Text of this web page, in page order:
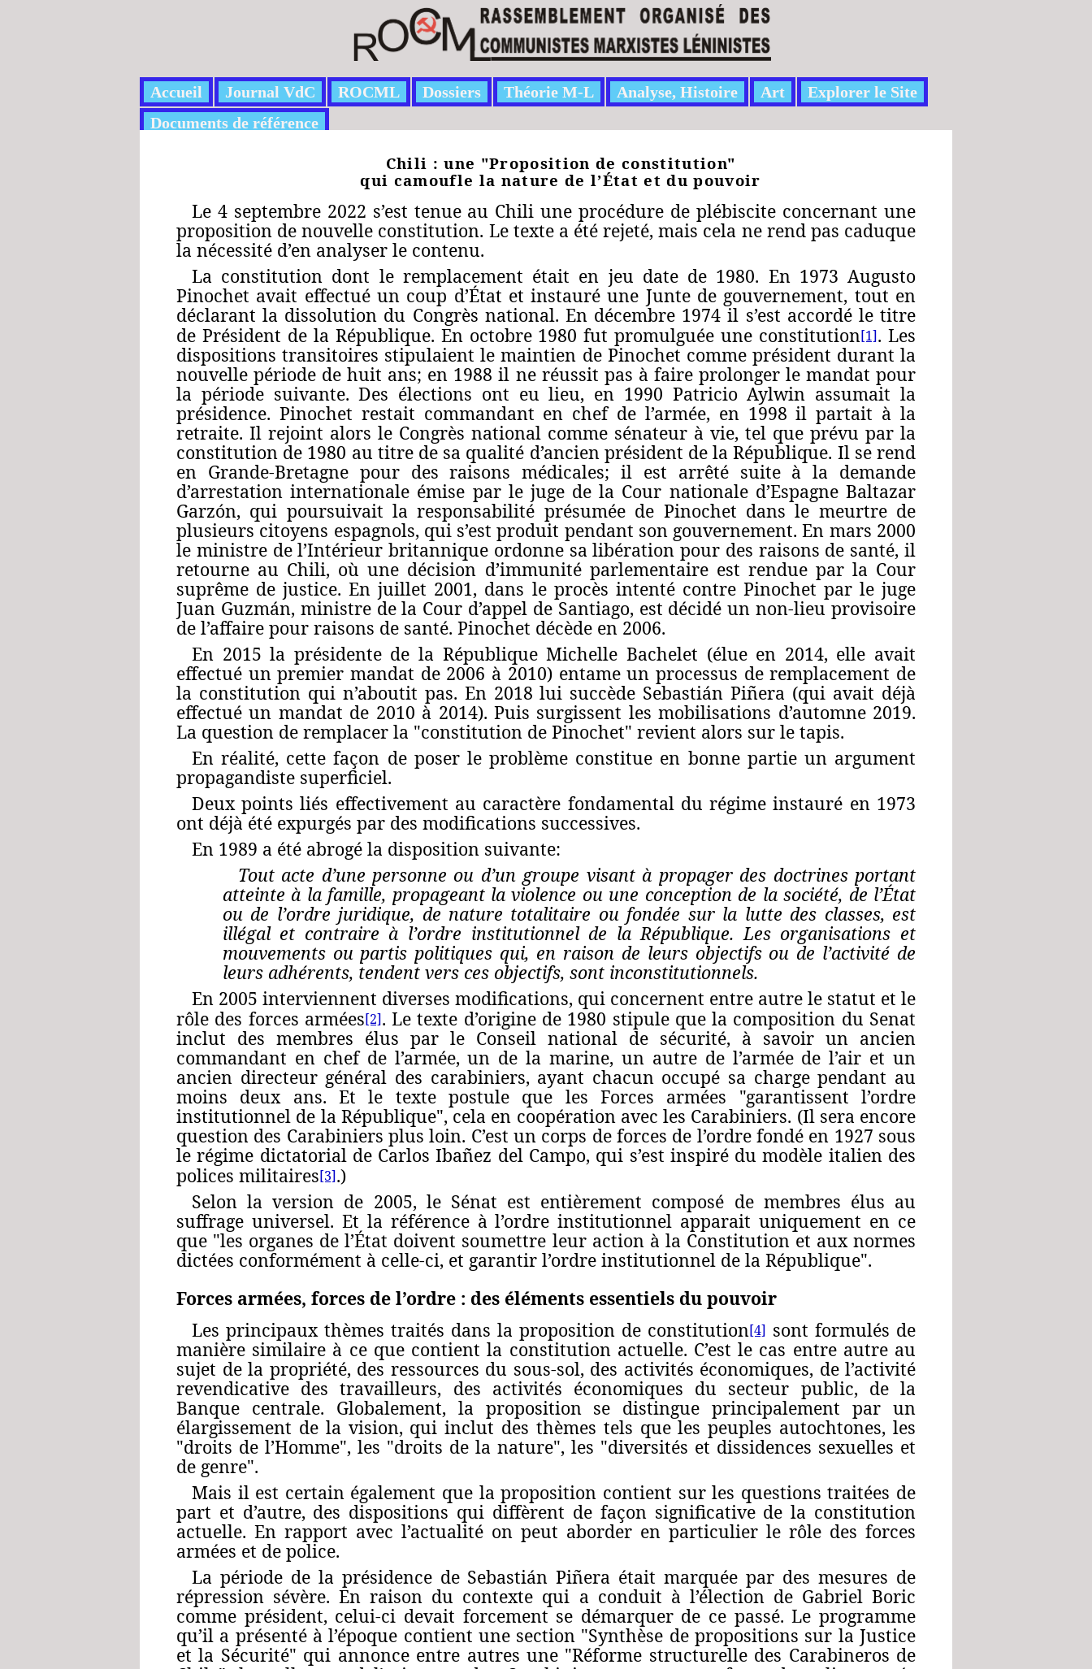
Accueil Journal VdC ROCML Dossiers Théorie M-L Analyse, Histoire Art
Explorer le Site
Documents de référence
Chili : une "Proposition de constitution"
qui camoufle la nature de l’État et du pouvoir
Le 4 septembre 2022 s’est tenue au Chili une procédure de plébiscite concernant une
proposition de nouvelle constitution. Le texte a été rejeté, mais cela ne rend pas caduque
la nécessité d’en analyser le contenu.
La constitution dont le remplacement était en jeu date de 1980. En 1973 Augusto
Pinochet avait effectué un coup d’État et instauré une Junte de gouvernement, tout en
déclarant la dissolution du Congrès national. En décembre 1974 il s’est accordé le titre
de Président de la République. En octobre 1980 fut promulguée une constitution[1]. Les
dispositions transitoires stipulaient le maintien de Pinochet comme président durant la
nouvelle période de huit ans; en 1988 il ne réussit pas à faire prolonger le mandat pour
la période suivante. Des élections ont eu lieu, en 1990 Patricio Aylwin assumait la
présidence. Pinochet restait commandant en chef de l’armée, en 1998 il partait à la
retraite. Il rejoint alors le Congrès national comme sénateur à vie, tel que prévu par la
constitution de 1980 au titre de sa qualité d’ancien président de la République. Il se rend
en Grande-Bretagne pour des raisons médicales; il est arrêté suite à la demande
d’arrestation internationale émise par le juge de la Cour nationale d’Espagne Baltazar
Garzón, qui poursuivait la responsabilité présumée de Pinochet dans le meurtre de
plusieurs citoyens espagnols, qui s’est produit pendant son gouvernement. En mars 2000
le ministre de l’Intérieur britannique ordonne sa libération pour des raisons de santé, il
retourne au Chili, où une décision d’immunité parlementaire est rendue par la Cour
suprême de justice. En juillet 2001, dans le procès intenté contre Pinochet par le juge
Juan Guzmán, ministre de la Cour d’appel de Santiago, est décidé un non-lieu provisoire
de l’affaire pour raisons de santé. Pinochet décède en 2006.
En 2015 la présidente de la République Michelle Bachelet (élue en 2014, elle avait
effectué un premier mandat de 2006 à 2010) entame un processus de remplacement de
la constitution qui n’aboutit pas. En 2018 lui succède Sebastián Piñera (qui avait déjà
effectué un mandat de 2010 à 2014). Puis surgissent les mobilisations d’automne 2019.
La question de remplacer la "constitution de Pinochet" revient alors sur le tapis.
En réalité, cette façon de poser le problème constitue en bonne partie un argument
propagandiste superficiel.
Deux points liés effectivement au caractère fondamental du régime instauré en 1973
ont déjà été expurgés par des modifications successives.
En 1989 a été abrogé la disposition suivante:
Tout acte d’une personne ou d’un groupe visant à propager des doctrines portant
atteinte à la famille, propageant la violence ou une conception de la société, de l’État
ou de l’ordre juridique, de nature totalitaire ou fondée sur la lutte des classes, est
illégal et contraire à l’ordre institutionnel de la République. Les organisations et
mouvements ou partis politiques qui, en raison de leurs objectifs ou de l’activité de
leurs adhérents, tendent vers ces objectifs, sont inconstitutionnels.
En 2005 interviennent diverses modifications, qui concernent entre autre le statut et le
rôle des forces armées[2]. Le texte d’origine de 1980 stipule que la composition du Senat
inclut des membres élus par le Conseil national de sécurité, à savoir un ancien
commandant en chef de l’armée, un de la marine, un autre de l’armée de l’air et un
ancien directeur général des carabiniers, ayant chacun occupé sa charge pendant au
moins deux ans. Et le texte postule que les Forces armées "garantissent l’ordre
institutionnel de la République", cela en coopération avec les Carabiniers. (Il sera encore
question des Carabiniers plus loin. C’est un corps de forces de l’ordre fondé en 1927 sous
le régime dictatorial de Carlos Ibañez del Campo, qui s’est inspiré du modèle italien des
polices militaires[3].)
Selon la version de 2005, le Sénat est entièrement composé de membres élus au
suffrage universel. Et la référence à l’ordre institutionnel apparait uniquement en ce
que "les organes de l’État doivent soumettre leur action à la Constitution et aux normes
dictées conformément à celle-ci, et garantir l’ordre institutionnel de la République".
Forces armées, forces de l’ordre : des éléments essentiels du pouvoir
Les principaux thèmes traités dans la proposition de constitution[4] sont formulés de
manière similaire à ce que contient la constitution actuelle. C’est le cas entre autre au
sujet de la propriété, des ressources du sous-sol, des activités économiques, de l’activité
revendicative des travailleurs, des activités économiques du secteur public, de la
Banque centrale. Globalement, la proposition se distingue principalement par un
élargissement de la vision, qui inclut des thèmes tels que les peuples autochtones, les
"droits de l’Homme", les "droits de la nature", les "diversités et dissidences sexuelles et
de genre".
Mais il est certain également que la proposition contient sur les questions traitées de
part et d’autre, des dispositions qui diffèrent de façon significative de la constitution
actuelle. En rapport avec l’actualité on peut aborder en particulier le rôle des forces
armées et de police.
La période de la présidence de Sebastián Piñera était marquée par des mesures de
répression sévère. En raison du contexte qui a conduit à l’élection de Gabriel Boric
comme président, celui-ci devait forcement se démarquer de ce passé. Le programme
qu’il a présenté à l’époque contient une section "Synthèse de propositions sur la Justice
et la Sécurité" qui annonce entre autres une "Réforme structurelle des Carabineros de